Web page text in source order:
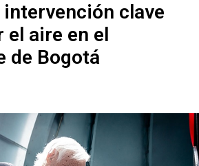
intervención clave
aire en el
de Bogotá